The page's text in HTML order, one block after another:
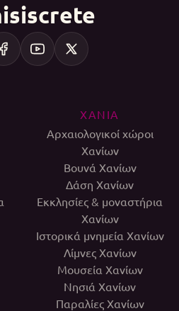
ΧΑΝΙΑ
Αρχαιολογικοί χώροι
Χανίων
Βουνά Χανίων
Δάση Χανίων
Εκκλησίες & μοναστήρια
Χανίων
Ιστορικά μνημεία Χανίων
Λίμνες Χανίων
Μουσεία Χανίων
Νησιά Χανίων
Παραλίες Χανίων